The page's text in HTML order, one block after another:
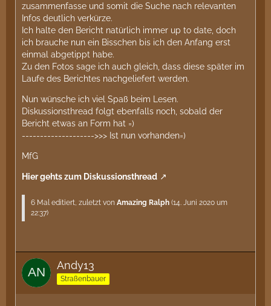
zusammenfasse und somit die Suche nach relevanten
Infos deutlich verkürze.
Ich halte den Bericht natürlich immer up to date, doch
ich brauche nun ein Bisschen bis ich den Anfang erst
einmal abgetippt habe.
Zu den Fotos sage ich auch gleich, dass diese später im
Laufe des Berichtes nachgeliefert werden.
Nun wünsche ich viel Spaß beim Lesen.
Diskussionsthread folgt ebenfalls noch, sobald der
Bericht etwas an Form hat =)
-------------------->>> Ist nun vorhanden=)
MfG
Hier gehts zum Diskussionsthread
6 Mal editiert, zuletzt von Amazing Ralph (14. Juni 2020 um
22:37)
Andy13
Straßenbauer